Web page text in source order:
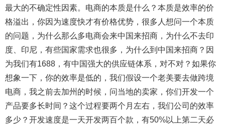
最大的不确定性因素。电商的本质是什么？本质是效率的价
格溢出，你因为速度快才有价格优势，很多人想问一个本质
的问题，为什么那么多电商会来中国来招商，为什么不去印
度、印尼，有些国家需求也很多，为什么到中国来招商？因
为我们有1688，有中国强大的供应链体系，对不对？如果你
想象一下，你的效率是低的，我们假设一个老美要去做跨境
电商，我之前去加州的时候，问当地的卖家，你们开发一个
产品要多长时间？这个过程要两个月左右，我们公司的效率
多少？开发速度是一天开发两百个款，有50%以上第二天必